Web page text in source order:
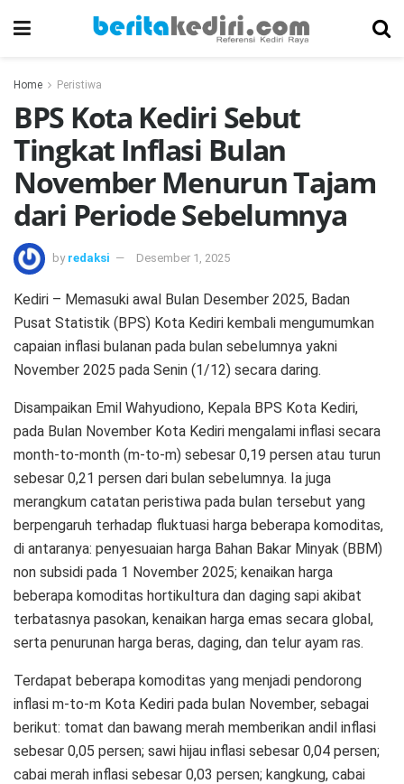
Home Peristiwa
BPS Kota Kediri Sebut
Tingkat Inflasi Bulan
November Menurun Tajam
dari Periode Sebelumnya
by redaksi Desember 1, 2025
Kediri – Memasuki awal Bulan Desember 2025, Badan
Pusat Statistik (BPS) Kota Kediri kembali mengumumkan
capaian inflasi bulanan pada bulan sebelumnya yakni
November 2025 pada Senin (1/12) secara daring.
Disampaikan Emil Wahyudiono, Kepala BPS Kota Kediri,
pada Bulan November Kota Kediri mengalami inflasi secara
month-to-month (m-to-m) sebesar 0,19 persen atau turun
sebesar 0,21 persen dari bulan sebelumnya. Ia juga
merangkum catatan peristiwa pada bulan tersebut yang
berpengaruh terhadap fluktuasi harga beberapa komoditas,
di antaranya: penyesuaian harga Bahan Bakar Minyak (BBM)
non subsidi pada 1 November 2025; kenaikan harga
beberapa komoditas hortikultura dan daging sapi akibat
terbatasnya pasokan, kenaikan harga emas secara global,
serta penurunan harga beras, daging, dan telur ayam ras.
Terdapat beberapa komoditas yang menjadi pendorong
inflasi m-to-m Kota Kediri pada bulan November, sebagai
berikut: tomat dan bawang merah memberikan andil inflasi
sebesar 0,05 persen; sawi hijau inflasi sebesar 0,04 persen;
cabai merah inflasi sebesar 0,03 persen; kangkung, cabai